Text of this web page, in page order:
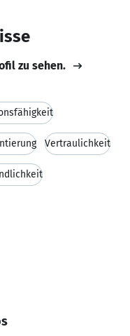
zu sehen.
Vertraulichkeit